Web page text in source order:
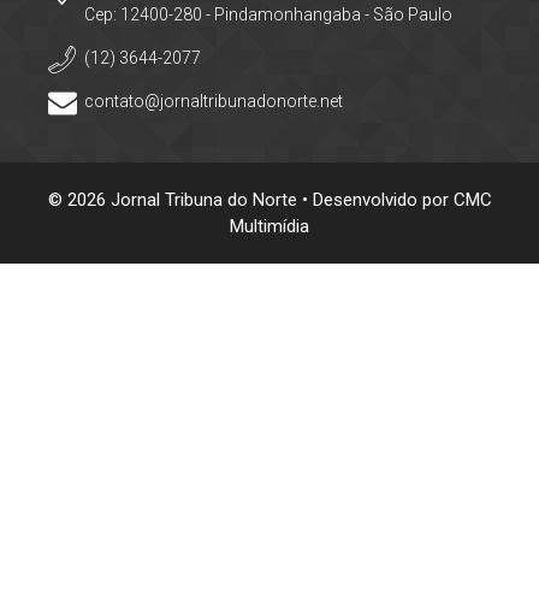
Cep: 12400-280 - Pindamonhangaba - São Paulo
(12) 3644-2077
contato@jornaltribunadonorte.net
© 2026 Jornal Tribuna do Norte • Desenvolvido por CMC
Multimídia